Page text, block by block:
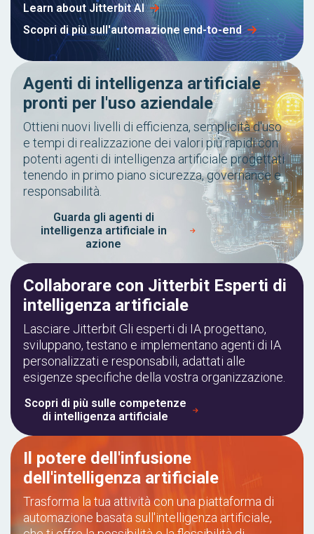
Learn about Jitterbit AI
Scopri di più sull'automazione end-to-end
Agenti di intelligenza artificiale
pronti per l'uso aziendale
Ottieni nuovi livelli di efficienza, semplicità d'uso
e tempi di realizzazione dei valori più rapidi con
potenti agenti di intelligenza artificiale progettati
tenendo in primo piano sicurezza, governance e
responsabilità.
Guarda gli agenti di
intelligenza artificiale in
azione
Collaborare con Jitterbit Esperti di
intelligenza artificiale
Lasciare Jitterbit Gli esperti di IA progettano,
sviluppano, testano e implementano agenti di IA
personalizzati e responsabili, adattati alle
esigenze specifiche della vostra organizzazione.
Scopri di più sulle competenze
di intelligenza artificiale
Il potere dell'infusione
dell'intelligenza artificiale
Trasforma la tua attività con una piattaforma di
automazione basata sull'intelligenza artificiale,